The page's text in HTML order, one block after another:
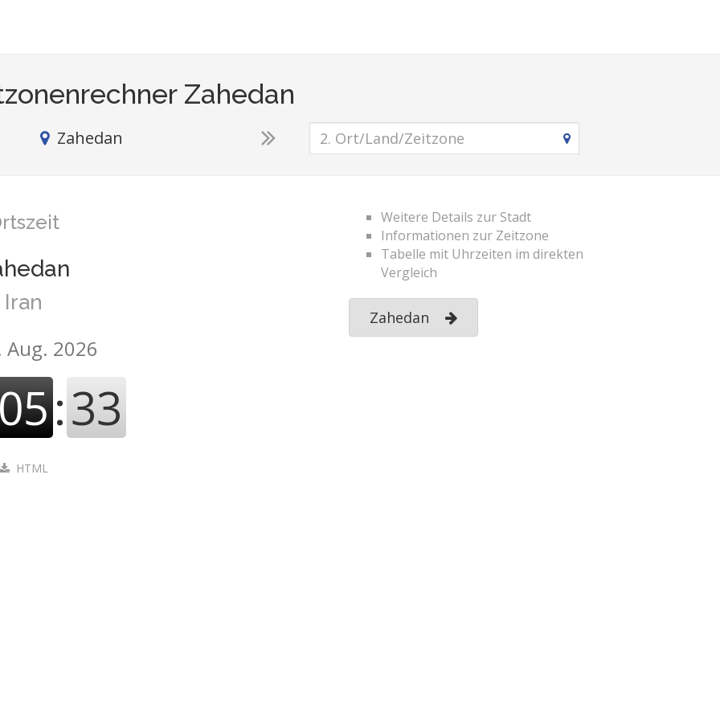
Zahedan
Zahedan
Iran
Aug. 2026
:34
HTML
Weitere Details zur Stadt
Informationen zur Zeitzone
Tabelle mit Uhrzeiten im direkten
Vergleich
Zahedan